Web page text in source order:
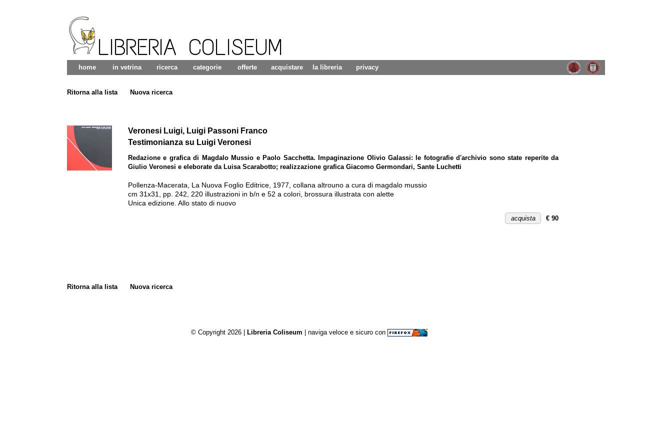
LIBRERIA COLISEUM
home in vetrina ricerca categorie offerte acquistare la libreria privacy
Ritorna alla lista Nuova ricerca
Veronesi Luigi, Luigi Passoni Franco
Testimonianza su Luigi Veronesi
Redazione e grafica di Magdalo Mussio e Paolo Sacchetta. Impaginazione Olivio Galassi: le fotografie d'archivio sono state reperite da
Giulio Veronesi e eleborate da Luisa Scarabotto; realizzazione grafica Giacomo Germondari, Sante Luchetti
Pollenza-Macerata La Nuova Foglio Editrice, 1977 collana altrouno a cura di magdalo mussio
cm 31x31, pp. 242, 220 illustrazioni in b/n e 52 a colori, brossura illustrata con alette
Unica edizione. Allo stato di nuovo
€ 90
acquista
Ritorna alla lista Nuova ricerca
© Copyright 2026 | Libreria Coliseum | naviga veloce e sicuro con